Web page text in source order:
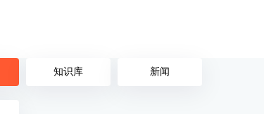
知识库 新闻